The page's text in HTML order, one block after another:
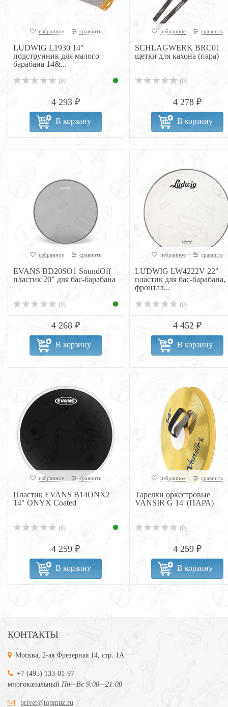
избранное сравнить
LUDWIG L1930 14"
подструнник для малого
барабана 14&...
(0)
4 293 ₽
В корзину
избранное сравнить
SCHLAGWERK BRC01
щетки для кахона (пара)
(0)
4 278 ₽
В корзину
избранное сравнить
EVANS BD20SO1 SoundOff
пластик 20" для бас-барабана
(0)
4 268 ₽
В корзину
избранное сравнить
LUDWIG LW4222V 22"
пластик для бас-барабана,
фронтал...
(0)
4 452 ₽
В корзину
избранное сравнить
Пластик EVANS B14ONX2
14" ONYX Coated
(0)
4 259 ₽
В корзину
избранное сравнить
Тарелки оркестровые
VANSIR G 14' (ПАРА)
(0)
4 259 ₽
В корзину
КОНТАКТЫ
Москва, 2-ая Фрезерная 14, стр. 1А
+7 (495) 133-01-97
многоканальный Пн—Вс 9:00—21:00
privet@topmuz.ru